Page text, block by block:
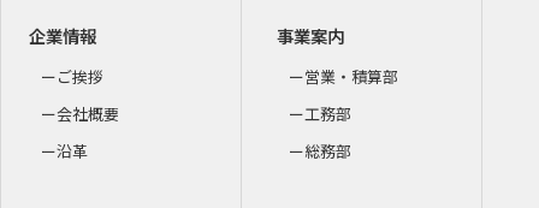
企業情報
ご挨拶
会社概要
沿革
事業案内
営業・積算部
工務部
総務部